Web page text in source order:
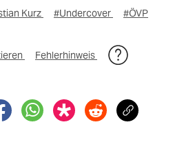
Kurz #Undercover #ÖVP
Fehlerhinweis